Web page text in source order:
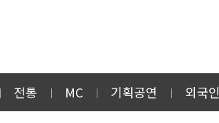
전통 MC 기획공연 외국인